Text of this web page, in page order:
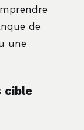
de
une
cible